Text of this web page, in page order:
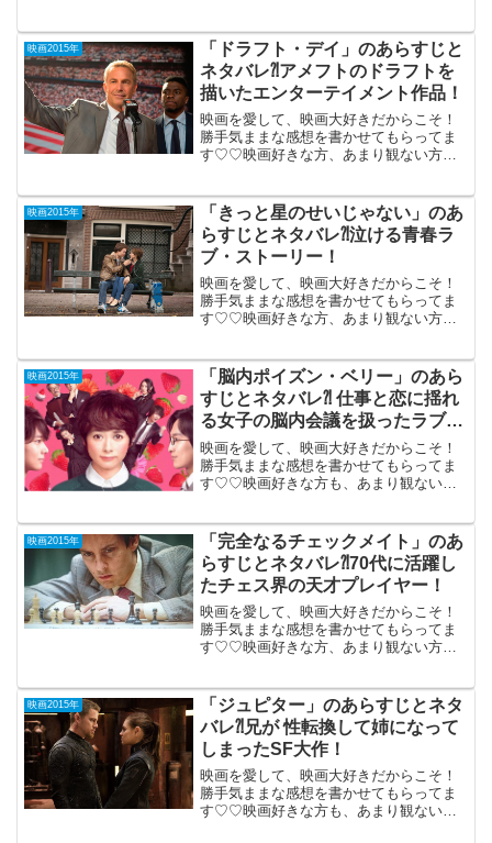
未定作） 2015年5月米公開アル・パチ
ーノ主演の人...
映画2015年
「ドラフト・デイ」のあらすじと
ネタバレ⁈アメフトのドラフトを
描いたエンターテイメント作品！
映画を愛して、映画大好きだからこそ！
勝手気ままな感想を書かせてもらってま
す♡♡映画好きな方、あまり観ない方
ン・コスナーの健在ぶりを示すアメフト
の...
映画2015年
「きっと星のせいじゃない」のあ
らすじとネタバレ⁈泣ける青春ラ
ブ・ストーリー！
映画を愛して、映画大好きだからこそ！
勝手気ままな感想を書かせてもらってま
す♡♡映画好きな方、あまり観ない方
（126分）お涙頂戴ものではないとの宣伝
ですが、泣...
映画2015年
「脳内ポイズン・ベリー」のあら
すじとネタバレ⁈ 仕事と恋に揺れ
る女子の脳内会議を扱ったラブコ
メ。
映画を愛して、映画大好きだからこそ！
勝手気ままな感想を書かせてもらってま
す♡♡映画好きな方も、あまり観ない方
事と恋に揺れる30歳女子の脳内会議を扱
ったラ...
映画2015年
「完全なるチェックメイト」のあ
らすじとネタバレ⁈70代に活躍し
たチェス界の天才プレイヤー！
映画を愛して、映画大好きだからこそ！
勝手気ままな感想を書かせてもらってま
す♡♡映画好きな方、あまり観ない方
（115分）70年代に活躍した天才チェス・
プレイヤ...
映画2015年
「ジュピター」のあらすじとネタ
バレ⁈兄が 性転換して姉になって
しまったSF大作！
映画を愛して、映画大好きだからこそ！
勝手気ままな感想を書かせてもらってま
す♡♡映画好きな方も、あまり観ない方